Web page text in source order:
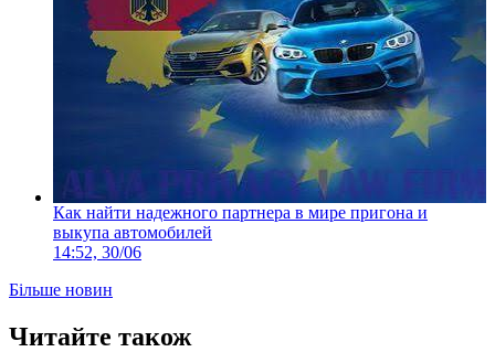
Как найти надежного партнера в мире пригона и
выкупа автомобилей
14:52, 30/06
Більше новин
Читайте також